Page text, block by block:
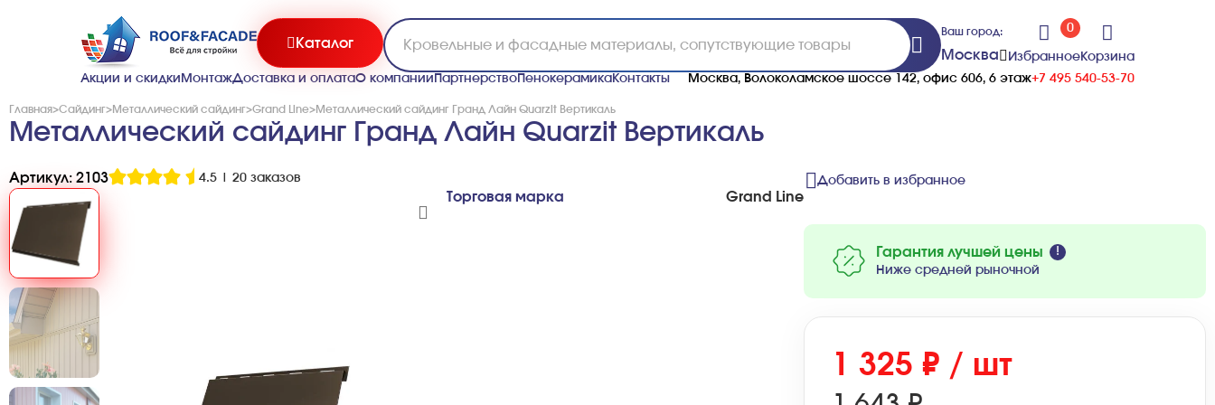
Каталог
Ваш город:
Москва
0
ИзбранноеКорзина
Акции и скидки МонтажДоставка и оплатаО компании ПартнерствоПенокерамикаКонтакты Москва, Волоколамское шоссе 142, офис 606, 6 этаж+7 495 540-53-70
Главная>Сайдинг>Металлический сайдинг>Grand Line>Металлический сайдинг Гранд Лайн Quarzit Вертикаль
Металлический сайдинг Гранд Лайн Quarzit Вертикаль
Артикул: 2103 4.5 20 заказов
Торговая марка Grand Line
Добавить в избранное
Гарантия лучшей цены
Ниже средней рыночной
1 325 ₽ / шт